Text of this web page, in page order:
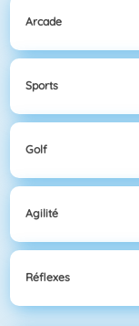
Arcade
Sports
Golf
Agilité
Réflexes